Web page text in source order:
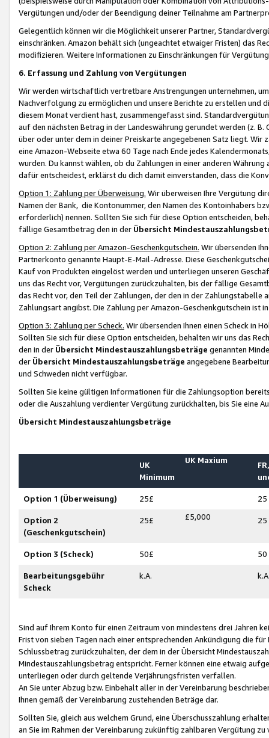
Vergütungen und/oder der Beendigung deiner Teilnahme am
Gelegentlich können wir die Möglichkeit unserer Partner,
einschränken. Amazon behält sich (ungeachtet etwaiger Fristen) das
modifizieren. Weitere Informationen zu Einschränkungen für
6. Erfassung und Zahlung von Vergütungen
Wir werden wirtschaftlich vertretbare Anstrengungen unternehmen,
Nachverfolgung zu ermöglichen und unsere Berichte zu erstellen und
diesem Monat verdient hast, zusammengefasst sind.
auf den nächsten Betrag in der Landeswährung gerundet werden (z.
über oder unter dem in deiner Preiskarte angegebenen Satz liegt.
eine Amazon-Webseite etwa 60 Tage nach Ende jedes
wurden. Du kannst wählen, ob du Zahlungen in einer anderen
dafür entscheidest, erklärst du dich damit einverstanden, dass die
Option 1: Zahlung per Überweisung. Wir überweisen Ihre Vergütung
Namen der Bank, die Kontonummer, den Namen des Kontoinhabers
erforderlich) nennen. Sollten Sie sich für diese Option entscheiden,
fällige Gesamtbetrag den in der Übersicht
Option 2: Zahlung per Amazon-Geschenkgutschein. Wir übersenden
Partnerkonto genannte Haupt-E-Mail-Adresse. Diese
Kauf von Produkten eingelöst werden und unterliegen unseren
uns das Recht vor, Vergütungen zurückzuhalten, bis der fällige
das Recht vor, den Teil der Zahlungen, der den in der
Zahlungsart angibst. Die Zahlung per Amazon-Geschenkgutschein ist
Option 3: Zahlung per Scheck. Wir übersenden Ihnen einen Scheck in
Sollten Sie sich für diese Option entscheiden, behalten wir uns das
den in der Übersicht Mindestauszahlungsbeträge genannten
der Übersicht Mindestauszahlungsbeträge angegebene
und Schweden nicht verfügbar.
Sollten Sie keine gültigen Informationen für die Zahlungsoption
oder die Auszahlung verdienter Vergütung zurückhalten, bis Sie
Übersicht Mindestauszahlungsbeträge
UK
Minimum
UK Maxium
Option 1 (Überweisung) 25£ 25
Option 2
(Geschenkgutschein)
25£ £5,000 25
Option 3 (Scheck) 50£ 50
Bearbeitungsgebühr
Scheck
k.A.
Sind auf Ihrem Konto für einen Zeitraum von mindestens drei Jahren
Frist von sieben Tagen nach einer entsprechenden Ankündigung die
Schlussbetrag zurückzuhalten, der dem in der Übersicht
Mindestauszahlungsbetrag entspricht. Ferner können eine etwaig
unterliegen oder durch geltende Verjährungsfristen verfallen.
An Sie unter Abzug bzw. Einbehalt aller in der Vereinbarung
Ihnen gemäß der Vereinbarung zustehenden Beträge dar.
Sollten Sie, gleich aus welchem Grund, eine Überschusszahlung
an Sie im Rahmen der Vereinbarung zukünftig zahlbaren Vergütung zu